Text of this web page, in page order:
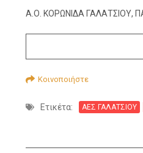
Α.Ο. ΚΟΡΩΝΙΔΑ ΓΑΛΑΤΣΙΟΥ,
Κοινοποιήστε
Ετικέτα: ΑΕΣ ΓΑΛΑΤΣΙΟΥ